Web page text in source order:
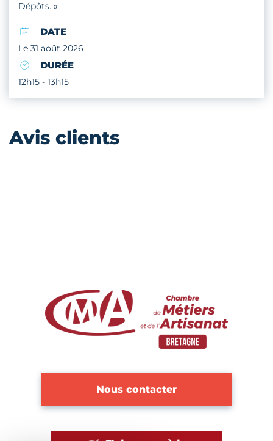
Dépôts. »
DATE
Le 31 août 2026
DURÉE
12h15 - 13h15
Avis clients
Nous contacter